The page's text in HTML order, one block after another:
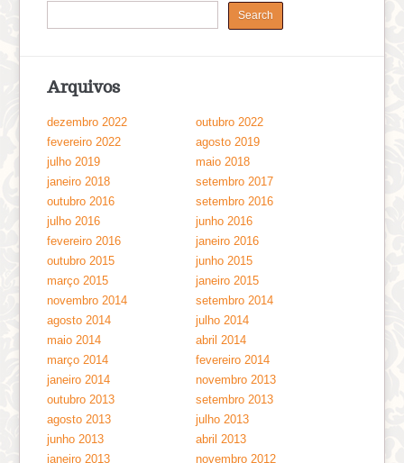
Arquivos
dezembro 2022
outubro 2022
fevereiro 2022
agosto 2019
julho 2019
maio 2018
janeiro 2018
setembro 2017
outubro 2016
setembro 2016
julho 2016
junho 2016
fevereiro 2016
janeiro 2016
outubro 2015
junho 2015
março 2015
janeiro 2015
novembro 2014
setembro 2014
agosto 2014
julho 2014
maio 2014
abril 2014
março 2014
fevereiro 2014
janeiro 2014
novembro 2013
outubro 2013
setembro 2013
agosto 2013
julho 2013
junho 2013
abril 2013
janeiro 2013
novembro 2012